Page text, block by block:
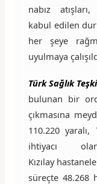
nabız
kabul edilen
her şeye
uyulmaya
Türk Sağlık
bulunan bir
çıkmasına
110.220
ihtiyacı
Kızılay
süreçte 48.268